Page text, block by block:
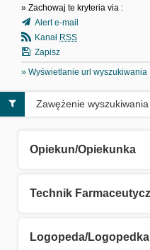
» Zachowaj te kryteria via :
Alert e-mail
Kanał RSS
Zapisz
» Wyświetlanie url wyszukiwania
Opiekun/Opiekunka
Logopeda/Logopedka
Zawężenie wyszukiwania